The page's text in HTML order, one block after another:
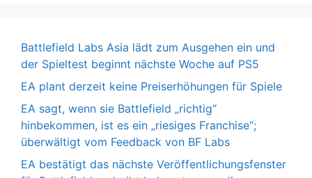
Battlefield Labs Asia lädt zum Ausgehen ein und
der Spieltest beginnt nächste Woche auf PS5
EA plant derzeit keine Preiserhöhungen für Spiele
EA sagt, wenn sie Battlefield „richtig“
hinbekommen, ist es ein „riesiges Franchise“;
überwältigt vom Feedback von BF Labs
EA bestätigt das nächste Veröffentlichungsfenster